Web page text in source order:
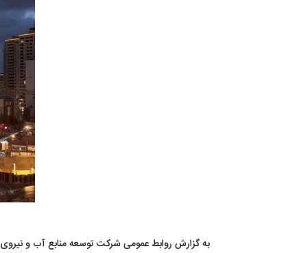
به گزارش روابط عمومی شرکت توسعه منابع آب و